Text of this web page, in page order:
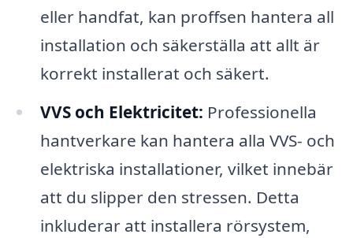
eller handfat, kan proffsen hantera all
installation och säkerställa att allt är
korrekt installerat och säkert.
VVS och Elektricitet: Professionella
hantverkare kan hantera alla VVS- och
elektriska installationer, vilket innebär
att du slipper den stressen. Detta
inkluderar att installera rörsystem,